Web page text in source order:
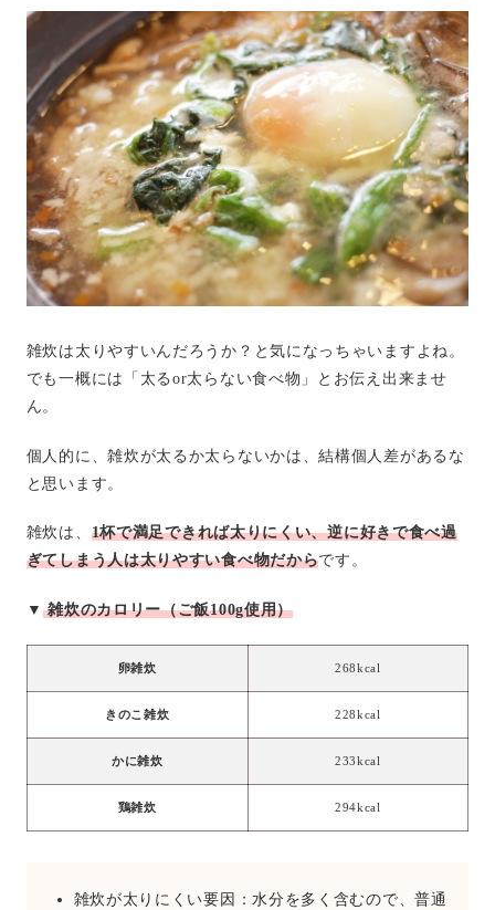
雑炊は太りやすいんだろうか？と気になっちゃいますよね。
でも一概には「太るor太らない食べ物」とお伝え出来ませ
ん。
個人的に、雑炊が太るか太らないかは、結構個人差があるな
と思います。
雑炊は、 1杯で満足できれば太りにくい、逆に好きで食べ過
ぎてしまう人は太りやすい食べ物だからです。
▼ 雑炊のカロリー（ご飯100g使用）
卵雑炊 268kcal
きのこ雑炊 228kcal
かに雑炊 233kcal
鶏雑炊 294kcal
雑炊が太りにくい要因：水分を多く含むので、普通